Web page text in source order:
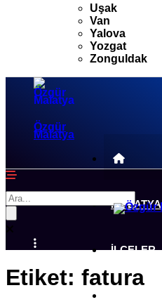
Uşak
Van
Yalova
Yozgat
Zonguldak
Özgür
Malatya
MALATYA
İLÇELER
Etiket: fatura